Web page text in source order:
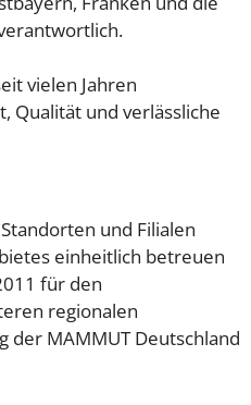
vielen Jahren
Qualität und verlässliche
und Filialen
einheitlich betreuen
für den
regionalen
MAMMUT Deutschland